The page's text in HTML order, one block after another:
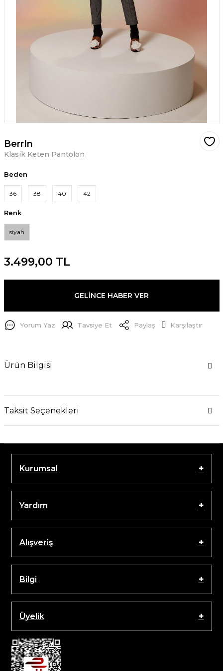
BerrIn
Klasik Keten Pantolon
Beden
36 38 40 42
Renk
siyah
3.499,00 TL
GELİNCE HABER VER
Yorum Yaz Tavsiye Et Paylaş Karşılaştır
Ürün Bilgisi
Taksit Seçenekleri
Kurumsal
Yardım
Alışveriş
Bilgi
Üyelik